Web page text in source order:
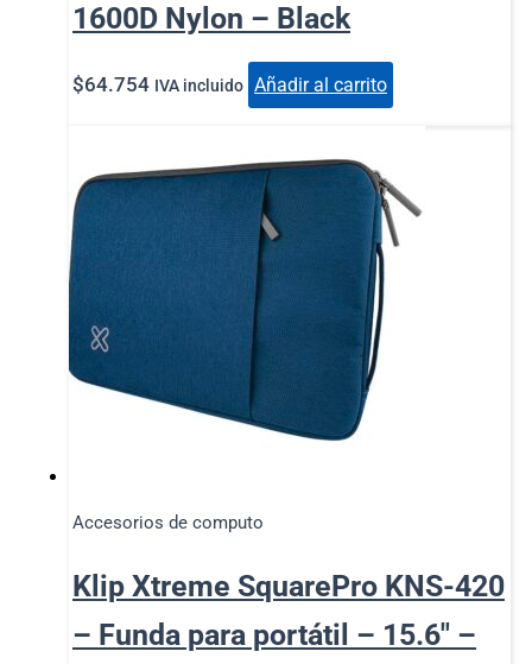
1600D Nylon – Black
$64.754 IVA incluido Añadir al carrito
Accesorios de computo
Klip Xtreme SquarePro KNS-420
– Funda para portátil – 15.6″ –